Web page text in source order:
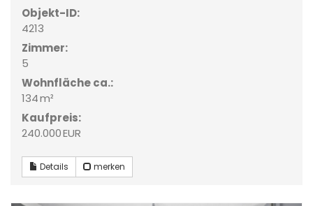
Objekt-ID:
4213
Zimmer:
5
Wohnfläche ca.:
134 m²
Kaufpreis:
240.000 EUR
Details merken